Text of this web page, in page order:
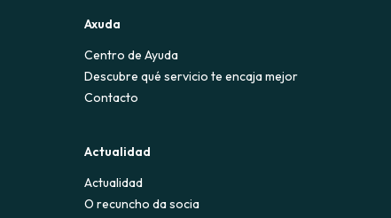
Axuda
Centro de Ayuda
Descubre qué servicio te encaja mejor
Contacto
Actualidad
Actualidad
O recuncho da socia